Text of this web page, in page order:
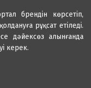
брендін көрсетіп,
рұқсат етіледі.
дәйексөз алынғанда
керек.